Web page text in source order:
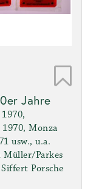
Jahre
Monza
usw., u.a.
Müller/Parkes
Porsche